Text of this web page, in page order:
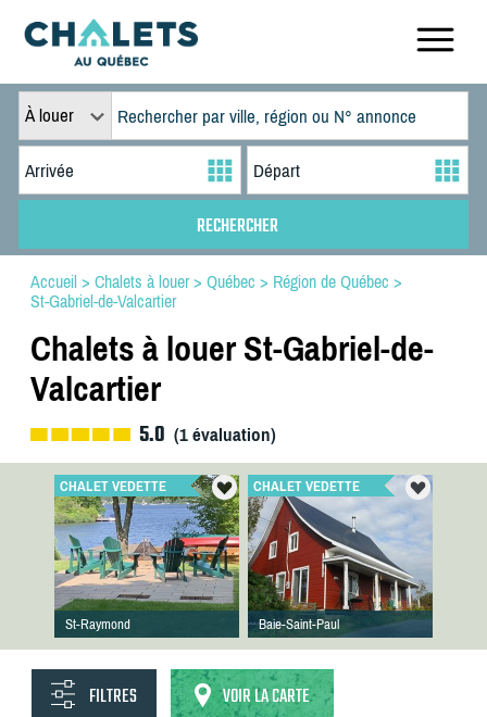
À louer
Accueil > Chalets à louer> Québec > Région de Québec >
St-Gabriel-de-Valcartier
Chalets à louer St-Gabriel-de-
Valcartier
5.0 (1évaluation)
CHALET VEDETTE
St-Raymond
CHALET VEDETTE
Baie-Saint-Paul
FILTRES VOIR LA CARTE